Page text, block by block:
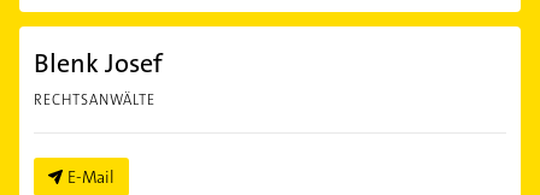
Blenk Josef
RECHTSANWÄLTE
E-Mail